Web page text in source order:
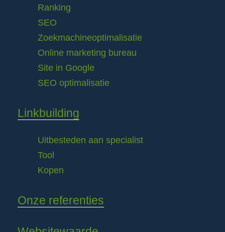
Ranking
SEO
Zoekmachineoptimalisatie
Online marketing bureau
Site in Google
SEO optimalisatie
Linkbuilding
Uitbesteden aan specialist
Tool
Kopen
Onze referenties